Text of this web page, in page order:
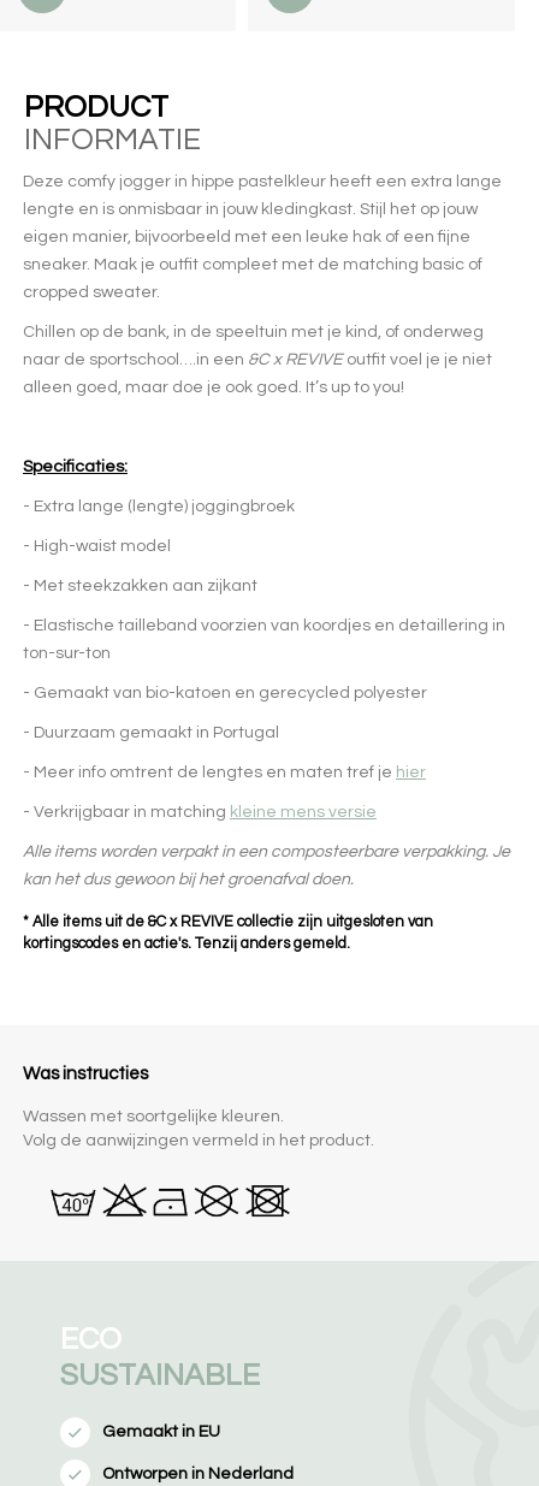
PRODUCT
INFORMATIE
Deze comfy jogger in hippe pastelkleur heeft een extra lange
lengte en is onmisbaar in jouw kledingkast. Stijl het op jouw
eigen manier, bijvoorbeeld met een leuke hak of een fijne
sneaker. Maak je outfit compleet met de matching basic of
cropped sweater.
Chillen op de bank, in de speeltuin met je kind, of onderweg
naar de sportschool….in een &C x REVIVEoutfit voel je je niet
alleen goed, maar doe je ook goed. It’s up to you!
Specificaties:
- Extra lange (lengte) joggingbroek
- High-waist model
- Met steekzakken aan zijkant
- Elastische tailleband voorzien van koordjes en detaillering in
ton-sur-ton
- Gemaakt van bio-katoen en gerecycled polyester
- Duurzaam gemaakt in Portugal
- Meer info omtrent de lengtes en maten tref je hier
- Verkrijgbaar in matching kleine mens versie
Alle items worden verpakt in een composteerbare verpakking. Je
kan het dus gewoon bij het groenafval doen.
* Alle items uit de &C x REVIVE collectie zijn uitgesloten van
kortingscodes en actie's. Tenzij anders gemeld.
Was instructies
Wassen met soortgelijke kleuren.
Volg de aanwijzingen vermeld in het product.
ECO
SUSTAINABLE
Gemaakt in EU
Ontworpen in Nederland